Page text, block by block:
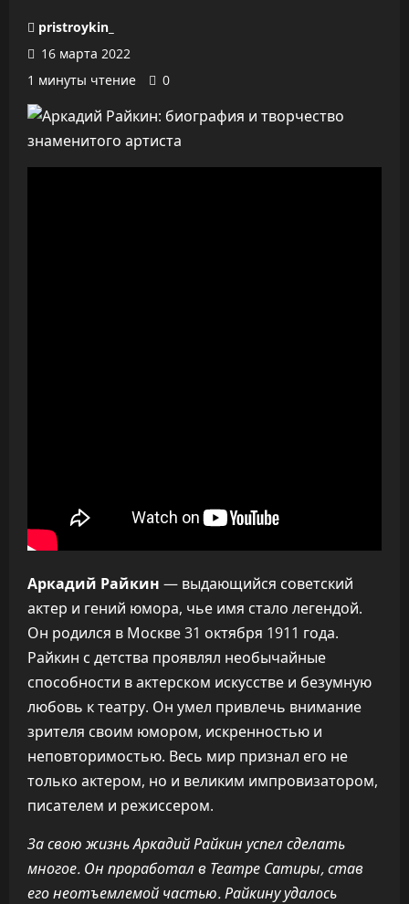
pristroykin_
16 марта 2022
1 минуты чтение
0
Аркадий Райкин — выдающийся советский
актер и гений юмора, чье имя стало легендой.
Он родился в Москве 31 октября 1911 года.
Райкин с детства проявлял необычайные
способности в актерском искусстве и безумную
любовь к театру. Он умел привлечь внимание
зрителя своим юмором, искренностью и
неповторимостью. Весь мир признал его не
только актером, но и великим импровизатором,
писателем и режиссером.
За свою жизнь Аркадий Райкин успел сделать
многое. Он проработал в Театре Сатиры, став
его неотъемлемой частью. Райкину удалось